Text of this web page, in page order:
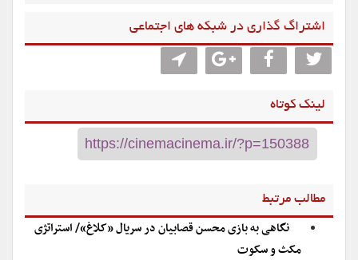
اشتراگ گذاری در شبکه های اجتماعی
لینک کوتاه
مطالب مرتبط
نگاهی به بازی محسن قصابیان در سریال «کلاغ»/ استراتژی
مکث و سکوت